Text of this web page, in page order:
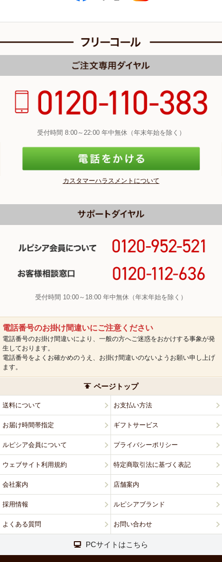
受付時間 8:00～22:00 年中無休（年末年始を除く）
カスタマーハラスメントについて
受付時間 10:00～18:00 年中無休（年末年始を除く）
電話番号のお掛け間違いにご注意ください
電話番号のお掛け間違いにより、一般の方へご迷惑をおかけする事象が発
生しております。
電話番号をよくお確かめのうえ、お掛け間違いのないようお願い申し上げ
ます。
ページトップ
送料について お支払い方法
お届け時間帯指定 ギフトサービス
ルピシア会員について プライバシーポリシー
ウェブサイト利用規約 特定商取引法に基づく表記
会社案内 店舗案内
採用情報 ルピシアブランド
よくある質問 お問い合わせ
PCサイトはこちら